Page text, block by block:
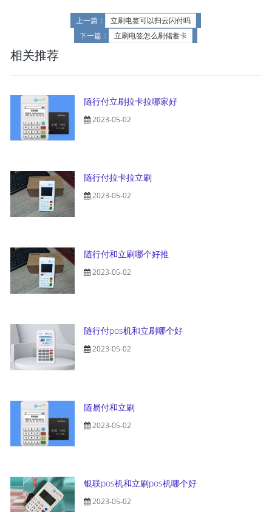
上一篇：
立刷电签可以扫云闪付吗
下一篇：
立刷电签怎么刷储蓄卡
相关推荐
随行付立刷拉卡拉哪家好
2023-05-02
随行付拉卡拉立刷
2023-05-02
随行付和立刷哪个好推
2023-05-02
随行付pos机和立刷哪个好
2023-05-02
随易付和立刷
2023-05-02
银联pos机和立刷pos机哪个好
2023-05-02